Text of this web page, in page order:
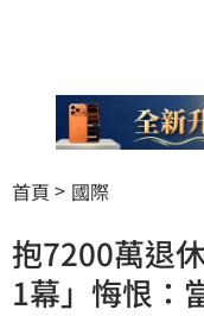
首頁 國際
抱7200萬退
1幕」悔恨：